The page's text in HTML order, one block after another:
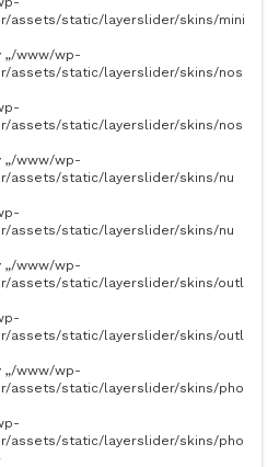
assets/static/layerslider/skins/mini
„/www/wp-
assets/static/layerslider/skins/nos
assets/static/layerslider/skins/nos
„/www/wp-
assets/static/layerslider/skins/nu
assets/static/layerslider/skins/nu
„/www/wp-
assets/static/layerslider/skins/outl
assets/static/layerslider/skins/outl
„/www/wp-
assets/static/layerslider/skins/pho
assets/static/layerslider/skins/pho